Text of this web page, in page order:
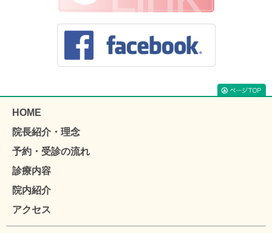
HOME
院長紹介・理念
予約・受診の流れ
診療内容
院内紹介
アクセス